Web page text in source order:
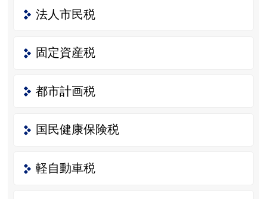
法人市民税
固定資産税
都市計画税
国民健康保険税
軽自動車税